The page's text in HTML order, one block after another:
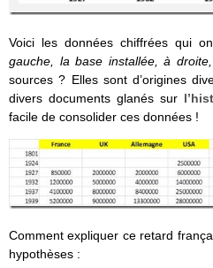
Voici les données chiffrées qui
gauche, la base installée, à
sources ? Elles sont d’origines
divers documents glanés sur
facile de consolider ces données !
Comment expliquer ce retard
hypothèses :